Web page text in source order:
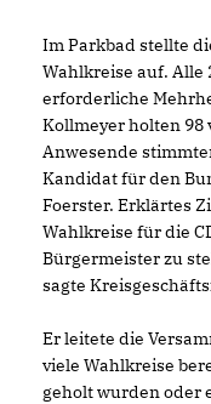
Im Parkbad stellte
Wahlkreise auf. Alle
erforderliche
Kollmeyer holten 98
Anwesende
Kandidat für den
Foerster. Erklärtes
Wahlkreise für die
Bürgermeister zu
sagte
Er leitete die
viele Wahlkreise
geholt wurden oder